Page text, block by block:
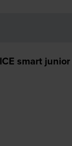
smart